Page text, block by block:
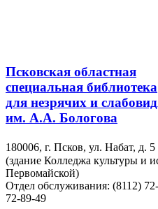
Псковская областная
специальная библиотека
для незрячих и
им. А.А. Бологова
180006, г. Псков, ул. Набат, д. 5
(здание Колледжа культуры и
Первомайской)
Отдел обслуживания: (8112)
72-89-49